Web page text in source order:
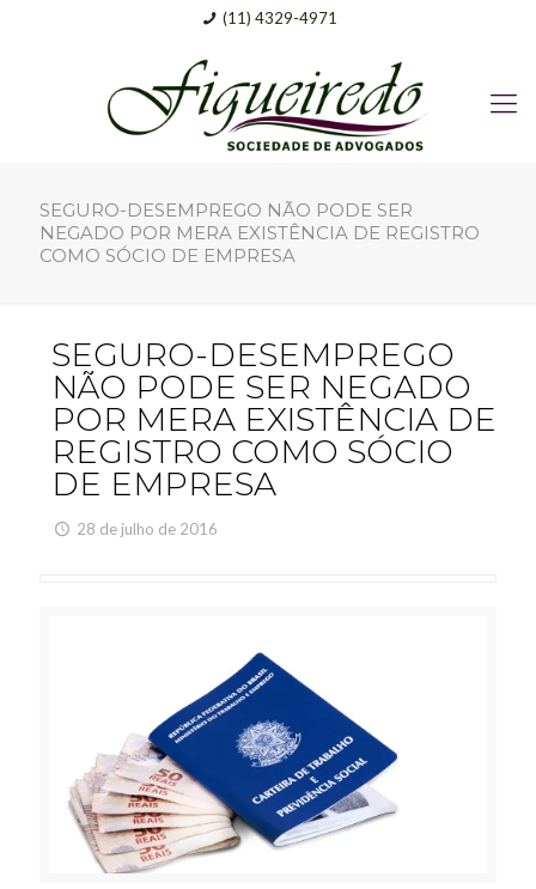
(11) 4329-4971
SEGURO-DESEMPREGO NÃO PODE SER
NEGADO POR MERA EXISTÊNCIA DE REGISTRO
COMO SÓCIO DE EMPRESA
SEGURO-DESEMPREGO
NÃO PODE SER NEGADO
POR MERA EXISTÊNCIA DE
REGISTRO COMO SÓCIO
DE EMPRESA
28 de julho de 2016